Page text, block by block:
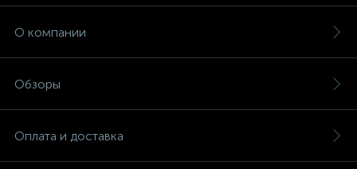
О компании
Обзоры
Оплата и доставка